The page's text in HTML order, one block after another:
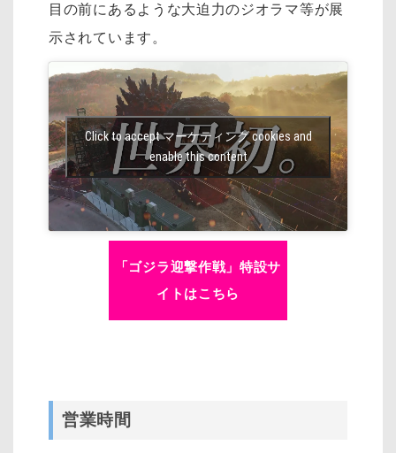
目の前にあるような大迫力のジオラマ等が展
示されています。
Click to accept マーケティング cookies and
enable this content
「ゴジラ迎撃作戦」特設サ
イトはこちら
営業時間